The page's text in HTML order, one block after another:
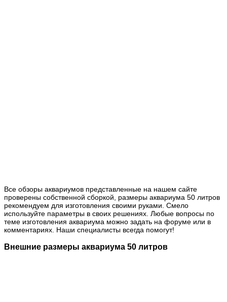
Все обзоры аквариумов представленные на нашем сайте
проверены собственной сборкой, размеры аквариума 50 литров
рекомендуем для изготовления своими руками. Смело
используйте параметры в своих решениях. Любые вопросы по
теме изготовления аквариума можно задать на форуме или в
комментариях. Наши специалисты всегда помогут!
Внешние размеры аквариума 50 литров